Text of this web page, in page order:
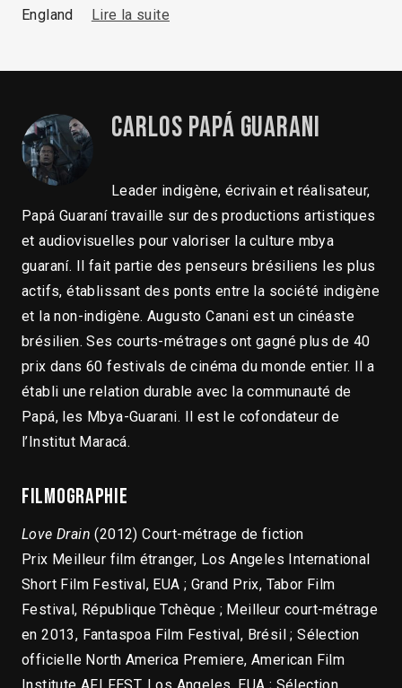
England
Lire la suite
Carlos Papá Guarani
Leader indigène, écrivain et réalisateur,
Papá Guaraní travaille sur des productions artistiques
et audiovisuelles pour valoriser la culture mbya
guaraní. Il fait partie des penseurs brésiliens les plus
actifs, établissant des ponts entre la société indigène
et la non-indigène. Augusto Canani est un cinéaste
brésilien. Ses courts-métrages ont gagné plus de 40
prix dans 60 festivals de cinéma du monde entier. Il a
établi une relation durable avec la communauté de
Papá, les Mbya-Guarani. Il est le cofondateur de
l’Institut Maracá.
Filmographie
Love Drain (2012) Court-métrage de fiction
Prix Meilleur film étranger, Los Angeles International
Short Film Festival, EUA ; Grand Prix, Tabor Film
Festival, République Tchèque ; Meilleur court-métrage
en 2013, Fantaspoa Film Festival, Brésil ; Sélection
officielle North America Premiere, American Film